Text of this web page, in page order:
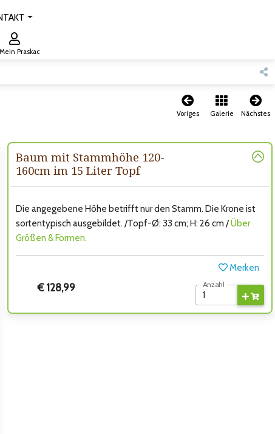
Mein Praskac
Voriges Galerie Nächstes
Baum mit Stammhöhe 120-
160cm im 15 Liter Topf
Die angegebene Höhe betrifft nur den Stamm. Die Krone ist
sortentypisch ausgebildet. /Topf-Ø: 33 cm; H: 26 cm /Über
Größen & Formen.
Merken
€ 128,99 Anzahl